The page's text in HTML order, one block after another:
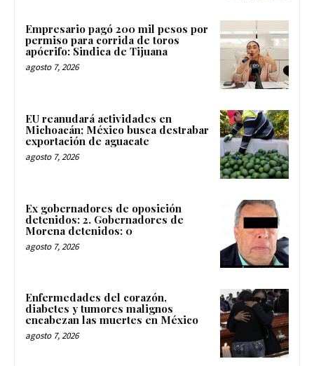
Empresario pagó 200 mil pesos por
permiso para corrida de toros
apócrifo: Sindica de Tijuana
agosto 7, 2026
EU reanudará actividades en
Michoacán; México busca destrabar
exportación de aguacate
agosto 7, 2026
Ex gobernadores de oposición
detenidos: 2. Gobernadores de
Morena detenidos: 0
agosto 7, 2026
Enfermedades del corazón,
diabetes y tumores malignos
encabezan las muertes en México
agosto 7, 2026